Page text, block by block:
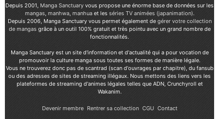
Depuis 2001, Manga Sanctuary vous propose une énorme base de données sur les
mangas, manhwa, manhuaet les séries TV animées (japanimation).
Depuis 2006, Manga Sanctuary vous permet également de gérer votre collection
de mangasgrâce à un outil 100% gratuit et très pointu avec un grand nombre de
fonctionnalités.
Manga Sanctuary est un site d'information et d'actualité qui a pour vocation de
promouvoir la culture manga sous toutes ses formes de manière légale.
Vous ne trouverez donc pas de scantrad (scan d'ouvrages par chapitre), du fansub
ou des adresses de sites de streaming illégaux. Nous mettons des liens vers les
plateformes de streaming d'animes légales telles que ADN, Crunchyroll et
Wakanim.
Devenir membre Rentrer sa collection CGU Contact